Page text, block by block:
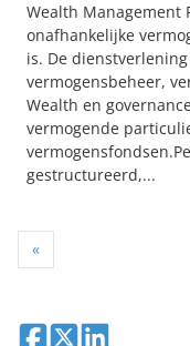
Wealth Management
onafhankelijke
is. De
vermogensbeheer,
Wealth en
vermogende
gestructureerd,...
«
Deel op Facebook
Deel op X
Deel op